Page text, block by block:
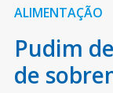
ALIMENTAÇÃO
Pudim
de